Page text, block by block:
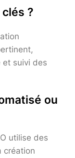
?
et suivi des
ou
utilise des
création